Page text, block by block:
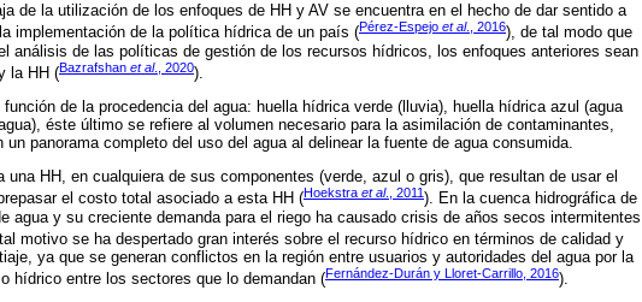
de la utilización de los enfoques de HH y AV se encuentra en el hecho de dar sentido a
implementación de la política hídrica de un país (Pérez-Espejo et al., 2016), de tal modo que
análisis de las políticas de gestión de los recursos hídricos, los enfoques anteriores sean
la HH (Bazrafshan et al., 2020).
de la procedencia del agua: huella hídrica verde (lluvia), huella hídrica azul (agua
éste último se refiere al volumen necesario para la asimilación de contaminantes,
panorama completo del uso del agua al delinear la fuente de agua consumida.
HH, en cualquiera de sus componentes (verde, azul o gris), que resultan de usar el
el costo total asociado a esta HH (Hoekstra et al., 2011 ). En la cuenca hidrográfica de
agua y su creciente demanda para el riego ha causado crisis de años secos intermitentes
motivo se ha despertado gran interés sobre el recurso hídrico en términos de calidad y
ya que se generan conflictos en la región entre usuarios y autoridades del agua por la
hídrico entre los sectores que lo demandan (Fernández-Durán y Lloret-Carrillo, 2016).